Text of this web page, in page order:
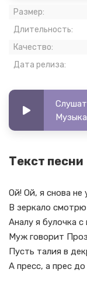
Размер:
Длительность:
Качество:
Дата релиза:
Текст песни
Ой! Ой, я снова не
В зеркало смотрю
Аналу я булочка
Муж говорит
Пусть талия в
А пресс, а прес